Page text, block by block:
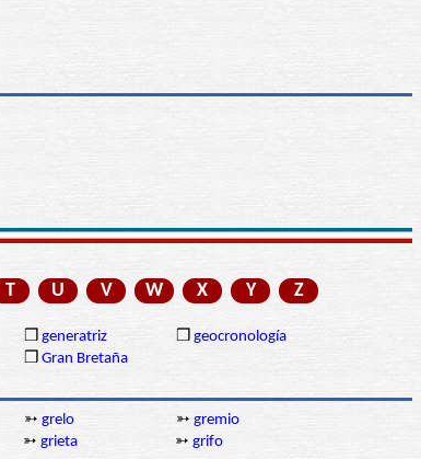
T U V W X Y Z
❒ generatriz ❒ geocronología
❒ Gran Bretaña
➳ grelo ➳ gremio
➳ grieta ➳ grifo